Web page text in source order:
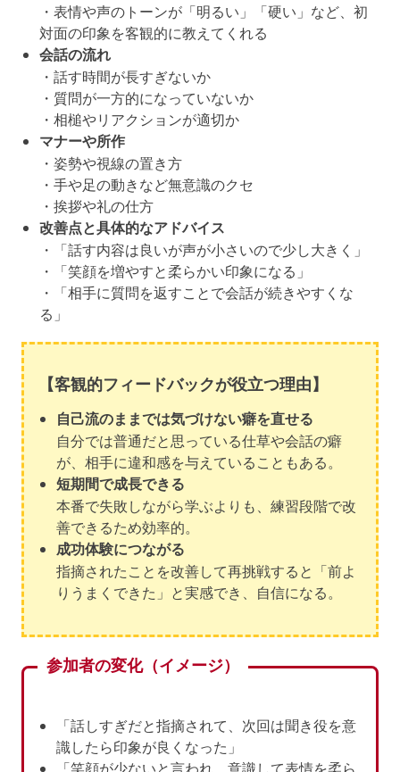
・表情や声のトーンが「明るい」「硬い」など、初
対面の印象を客観的に教えてくれる
会話の流れ
・話す時間が長すぎないか
・質問が一方的になっていないか
・相槌やリアクションが適切か
マナーや所作
・姿勢や視線の置き方
・手や足の動きなど無意識のクセ
・挨拶や礼の仕方
改善点と具体的なアドバイス
・「話す内容は良いが声が小さいので少し大きく」
・「笑顔を増やすと柔らかい印象になる」
・「相手に質問を返すことで会話が続きやすくな
る」
【客観的フィードバックが役立つ理由】
自己流のままでは気づけない癖を直せる
自分では普通だと思っている仕草や会話の癖
が、相手に違和感を与えていることもある。
短期間で成長できる
本番で失敗しながら学ぶよりも、練習段階で改
善できるため効率的。
成功体験につながる
指摘されたことを改善して再挑戦すると「前よ
りうまくできた」と実感でき、自信になる。
参加者の変化（イメージ）
「話しすぎだと指摘されて、次回は聞き役を意
識したら印象が良くなった」
「笑顔が少ないと言われ、意識して表情を柔ら